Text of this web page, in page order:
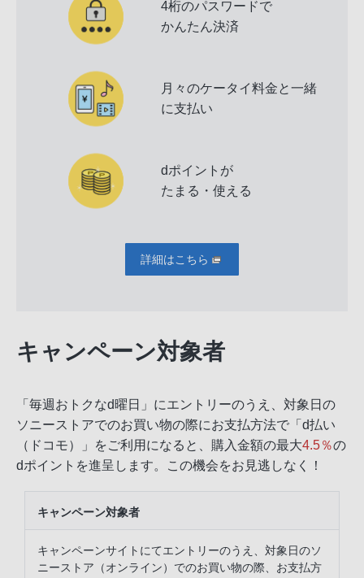
4桁のパスワードで
かんたん決済
月々のケータイ料金と一緒
に支払い
dポイントが
たまる・使える
詳細はこちら
キャンペーン対象者
「毎週おトクなd曜日」にエントリーのうえ、対象日の
ソニーストアでのお買い物の際にお支払方法で「d払い
（ドコモ）」をご利用になると、購入金額の最大4.5％の
dポイントを進呈します。この機会をお見逃しなく！
キャンペーン対象者
キャンペーンサイトにてエントリーのうえ、対象日のソ
ニーストア（オンライン）でのお買い物の際、お支払方